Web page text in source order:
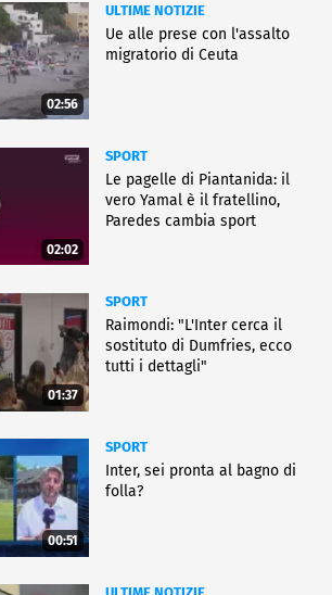
02:56
ULTIME NOTIZIE
Ue alle prese con l'assalto
migratorio di Ceuta
02:02
SPORT
Le pagelle di Piantanida: il
vero Yamal è il fratellino,
Paredes cambia sport
01:37
SPORT
Raimondi: "L'Inter cerca il
sostituto di Dumfries, ecco
tutti i dettagli"
00:51
SPORT
Inter, sei pronta al bagno di
folla?